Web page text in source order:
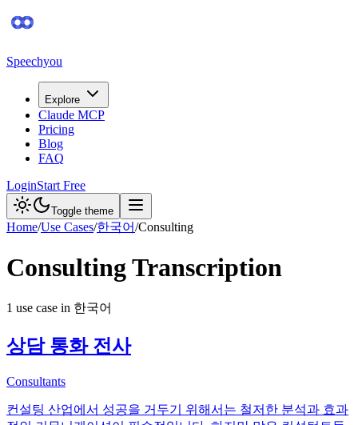
Speechyou
Explore
Claude MCP
Pricing
Blog
FAQ
LoginStart Free
Toggle theme
Home/Use Cases/한국어/Consulting
ConsultingTranscription
1 use case in 한국어
상담 통화 전사
Consultants
컨설팅 산업에서 성공을 거두기 위해서는 철저한 분석과 효과